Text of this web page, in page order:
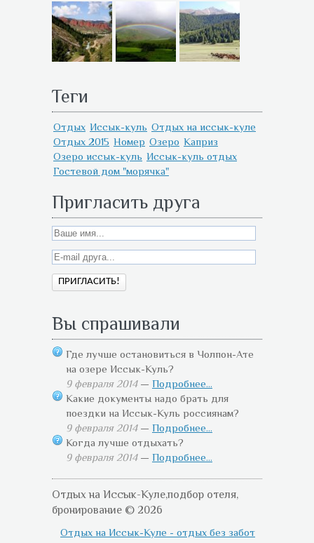
Теги
Отдых Иссык-куль Отдых на иссык-куле
Отдых 2015 Номер Озеро Каприз
Озеро иссык-куль Иссык-куль отдых
Гостевой дом "морячка"
Пригласить друга
Вы спрашивали
Где лучше остановиться в Чолпон-Ате
на озере Иссык-Куль?
9 февраля 2014— Подробнее...
Какие документы надо брать для
поездки на Иссык-Куль россиянам?
9 февраля 2014— Подробнее...
Когда лучше отдыхать?
9 февраля 2014— Подробнее...
Отдых на Иссык-Куле,подбор отеля,
бронирование © 2026
Отдых на Иссык-Куле - отдых без забот